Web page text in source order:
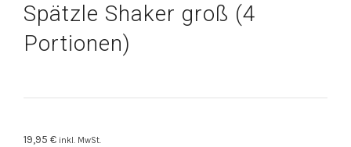
Spätzle Shaker groß (4
Portionen)
19,95 € inkl. MwSt.